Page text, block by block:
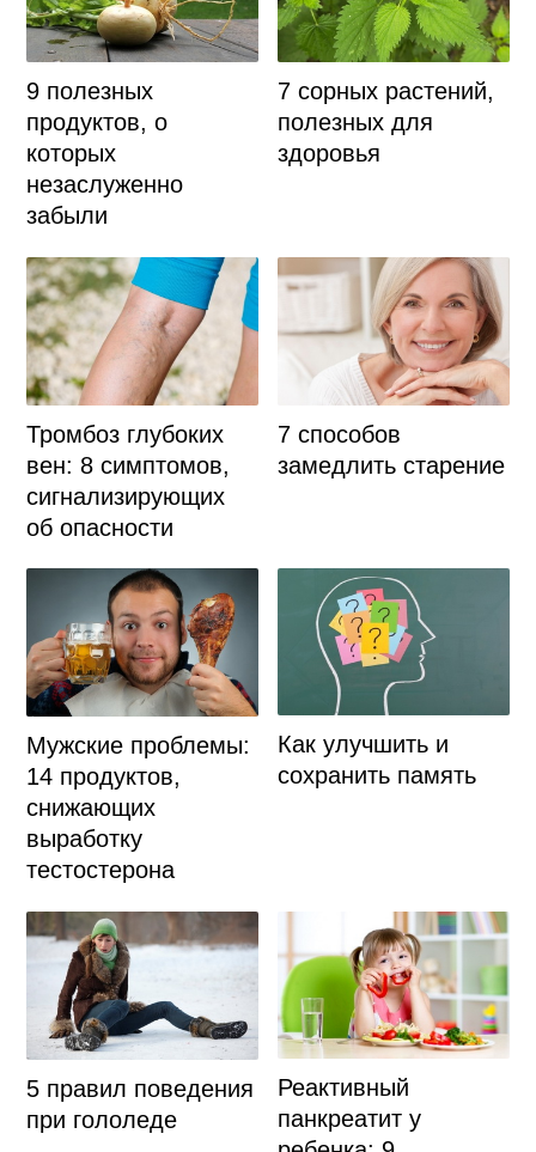
9 полезных
продуктов, о
которых
незаслуженно
забыли
7 сорных растений,
полезных для
здоровья
Тромбоз глубоких
вен: 8 симптомов,
сигнализирующих
об опасности
7 способов
замедлить старение
Мужские проблемы:
14 продуктов,
снижающих
выработку
тестостерона
Как улучшить и
сохранить память
5 правил поведения
при гололеде
Реактивный
панкреатит у